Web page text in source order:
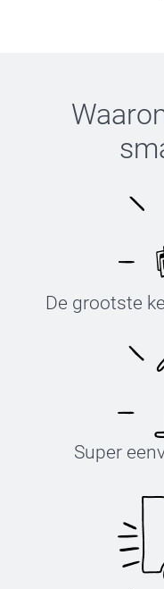
De grootste
Super